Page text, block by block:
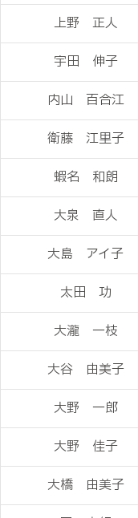
上野 正人
宇田 伸子
内山 百合江
衛藤 江里子
蝦名 和朗
大泉 直人
大島 アイ子
太田 功
大瀧 一枝
大谷 由美子
大野 一郎
大野 佳子
大橋 由美子